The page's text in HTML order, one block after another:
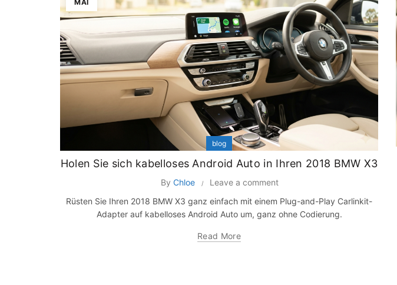
MAI
blog
Holen Sie sich kabelloses Android Auto in Ihren 2018 BMW X3
By Chloe
Leave a comment
Rüsten Sie Ihren 2018 BMW X3 ganz einfach mit einem Plug-and-Play Carlinkit-
Adapter auf kabelloses Android Auto um, ganz ohne Codierung.
Read More